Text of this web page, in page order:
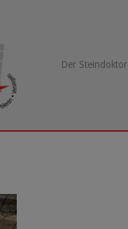
Der Steindoktor